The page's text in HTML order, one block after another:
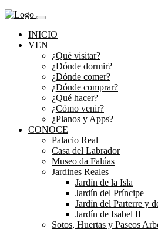
INICIO
VEN
¿Qué visitar?
¿Dónde dormir?
¿Dónde comer?
¿Dónde comprar?
¿Qué hacer?
¿Cómo venir?
¿Planos y Apps?
CONOCE
Palacio Real
Casa del Labrador
Museo da Falúas
Jardines Reales
Jardín de la Isla
Jardín del Príncipe
Jardín del Parterre y
Jardín de Isabel II
Sotos, Huertas y Paseos